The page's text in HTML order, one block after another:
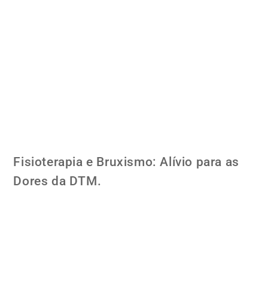
Fisioterapia e Bruxismo: Alívio para as
Dores da DTM.